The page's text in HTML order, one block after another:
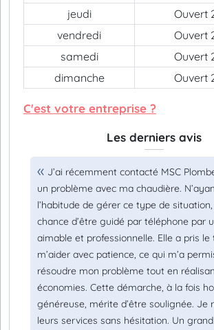
jeudi
Ouvert
vendredi
Ouvert
samedi
Ouvert
dimanche
Ouvert
C'est votre entreprise ?
Les derniers avis
J’ai récemment contacté MSC
un problème avec ma chaudière.
l’habitude de gérer ce type de situation,
chance d’être guidé par téléphone par
aimable et professionnelle. Elle a pris
m’aider avec patience, ce qui m’a
résoudre mon problème tout en
économies. Cette démarche, à la fois
généreuse, mérite d’être soulignée. Je
leurs services sans hésitation. Un